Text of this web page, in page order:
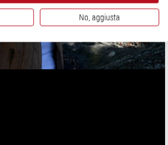
No, aggiusta